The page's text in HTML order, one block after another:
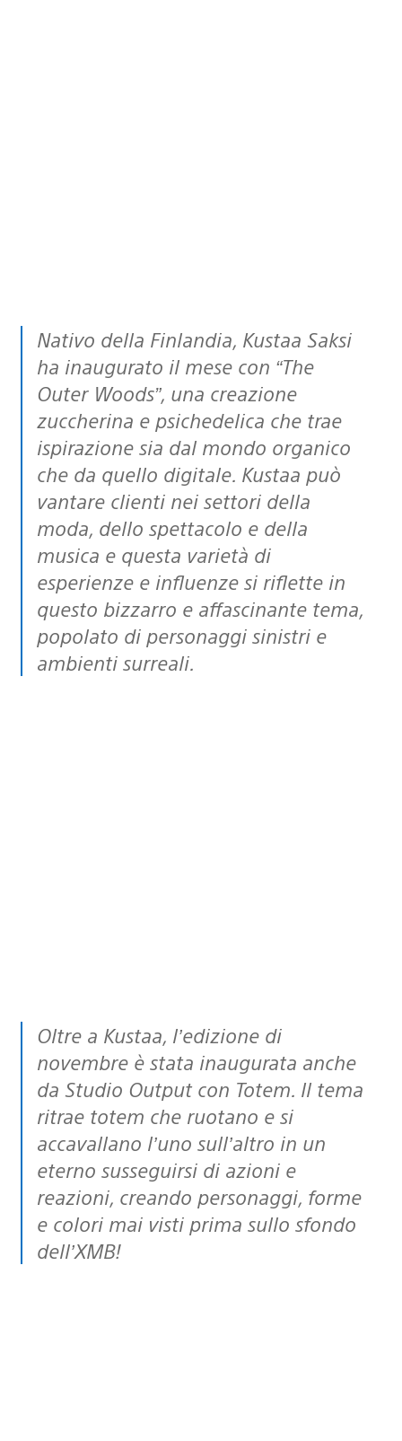
Nativo della Finlandia, Kustaa Saksi
ha inaugurato il mese con “The
Outer Woods”, una creazione
zuccherina e psichedelica che trae
ispirazione sia dal mondo organico
che da quello digitale. Kustaa può
vantare clienti nei settori della
moda, dello spettacolo e della
musica e questa varietà di
esperienze e influenze si riflette in
questo bizzarro e affascinante tema,
popolato di personaggi sinistri e
ambienti surreali.
Oltre a Kustaa, l’edizione di
novembre è stata inaugurata anche
da Studio Output con Totem. Il tema
ritrae totem che ruotano e si
accavallano l’uno sull’altro in un
eterno susseguirsi di azioni e
reazioni, creando personaggi, forme
e colori mai visti prima sullo sfondo
dell’XMB!